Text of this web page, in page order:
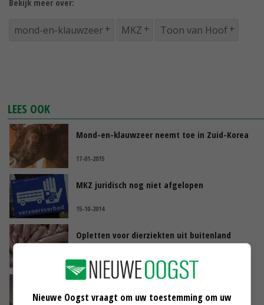
Bekijk meer over:
mond-en-klauwzeer MKZ Toon van Hoof
LEES OOK
Mond-en-klauwzeer neemt toe in Zuid-Korea
17-01-2015
MKZ juridisch nog niet afgelopen
15-10-2014
Opletten voor dierziekten uit buitenland
01-08-2014
Nieuwe Oogst vraagt om uw toestemming om uw